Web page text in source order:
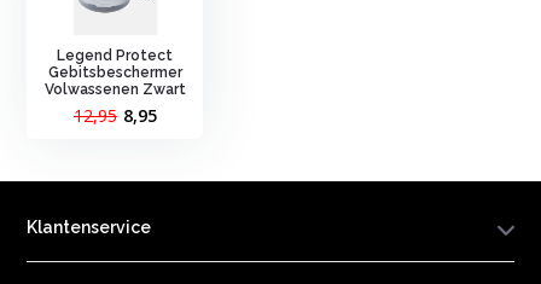
Legend Protect
Gebitsbeschermer
Volwassenen Zwart
12,95 8,95
Klantenservice